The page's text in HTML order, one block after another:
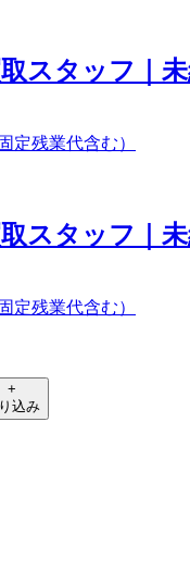
取スタッフ｜
定残業代含む）
取スタッフ｜
定残業代含む）
+
込み